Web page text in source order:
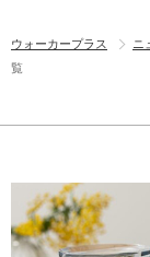
ウォーカープラス ニ
覧